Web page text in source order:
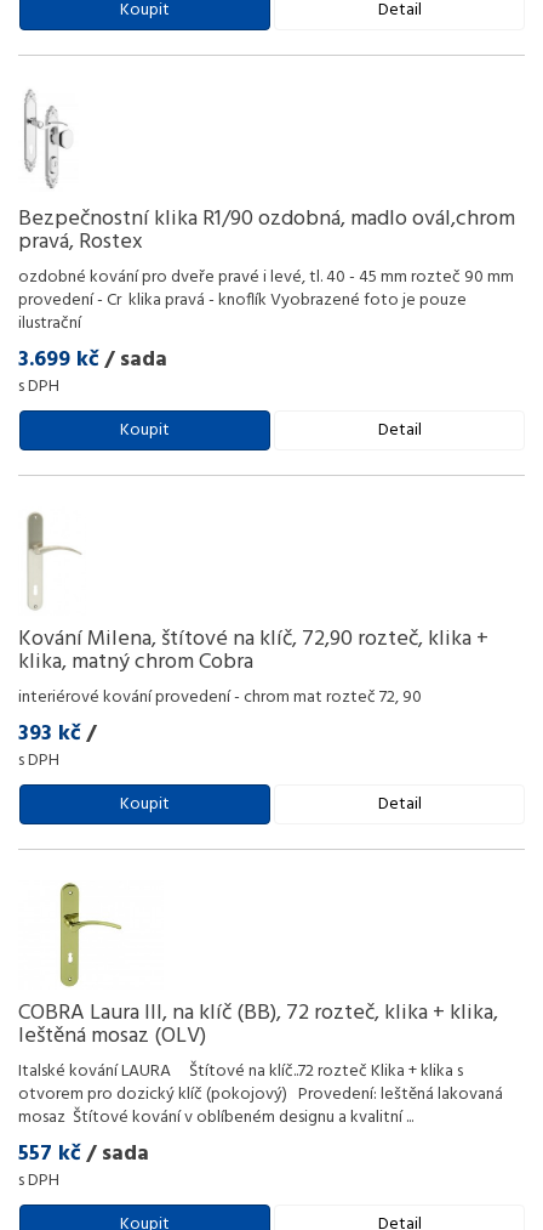
Koupit
Detail
Bezpečnostní klika R1/90 ozdobná, madlo ovál,chrom
pravá, Rostex
ozdobné kování pro dveře pravé i levé, tl. 40 - 45 mm rozteč 90 mm
provedení - Cr klika pravá - knoflík Vyobrazené foto je pouze
ilustrační
3.699 kč/ sada
s DPH
Koupit
Detail
Kování Milena, štítové na klíč, 72,90 rozteč, klika +
klika, matný chrom Cobra
interiérové kování provedení - chrom mat rozteč 72, 90
393 kč/
s DPH
Koupit
Detail
COBRA Laura III, na klíč (BB), 72 rozteč, klika + klika,
leštěná mosaz (OLV)
Italské kování LAURA Štítové na klíč..72 rozteč Klika + klika s
otvorem pro dozický klíč (pokojový) Provedení: leštěná lakovaná
mosaz Štítové kování v oblíbeném designu a kvalitní...
557 kč/ sada
s DPH